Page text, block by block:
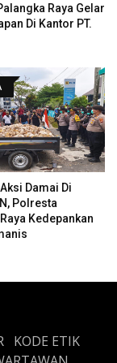
Raya Gelar
Di Kantor PT.
Damai Di
Polresta
Kedepankan
KODE ETIK